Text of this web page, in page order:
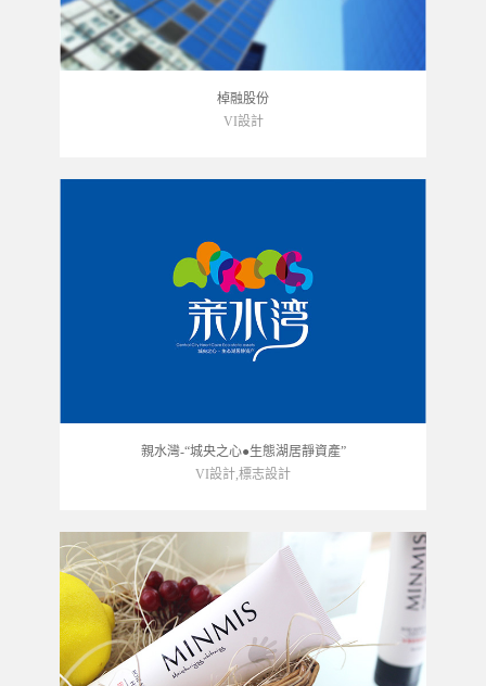
棹融股份
VI設計
親水灣-“城央之心●生態湖居靜資產”
VI設計,標志設計